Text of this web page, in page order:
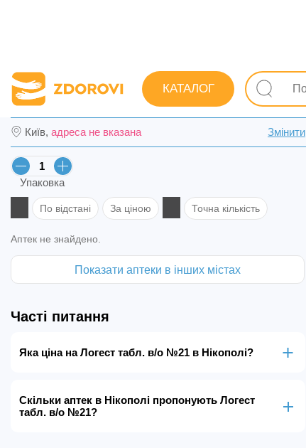
КАТАЛОГ
Пошук ліків Гінекологічні Контрацептиви
Логест табл. в/о №21 в Нікополі
Київ, адреса не вказана Змінити
Упаковка
По відстані За ціною Точна кількість
Аптек не знайдено.
Показати аптеки в інших містах
Часті питання
Яка ціна на Логест табл. в/о №21 в Нікополі?
Скільки аптек в Нікополі пропонують Логест
табл. в/о №21?